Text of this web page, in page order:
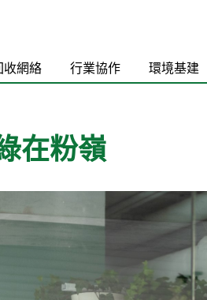
收網絡 行業協作 環境基建
在粉嶺